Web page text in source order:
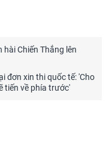
hài Chiến Thắng lên
đơn xin thi quốc tế: 'Cho
tiến về phía trước'